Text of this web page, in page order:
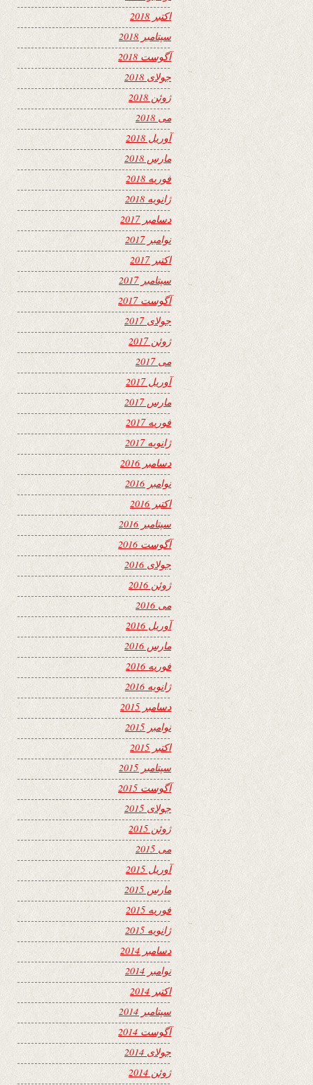
اکتبر 2018
سپتامبر 2018
آگوست 2018
جولای 2018
ژوئن 2018
می 2018
آوریل 2018
مارس 2018
فوریه 2018
ژانویه 2018
دسامبر 2017
نوامبر 2017
اکتبر 2017
سپتامبر 2017
آگوست 2017
جولای 2017
ژوئن 2017
می 2017
آوریل 2017
مارس 2017
فوریه 2017
ژانویه 2017
دسامبر 2016
نوامبر 2016
اکتبر 2016
سپتامبر 2016
آگوست 2016
جولای 2016
ژوئن 2016
می 2016
آوریل 2016
مارس 2016
فوریه 2016
ژانویه 2016
دسامبر 2015
نوامبر 2015
اکتبر 2015
سپتامبر 2015
آگوست 2015
جولای 2015
ژوئن 2015
می 2015
آوریل 2015
مارس 2015
فوریه 2015
ژانویه 2015
دسامبر 2014
نوامبر 2014
اکتبر 2014
سپتامبر 2014
آگوست 2014
جولای 2014
ژوئن 2014